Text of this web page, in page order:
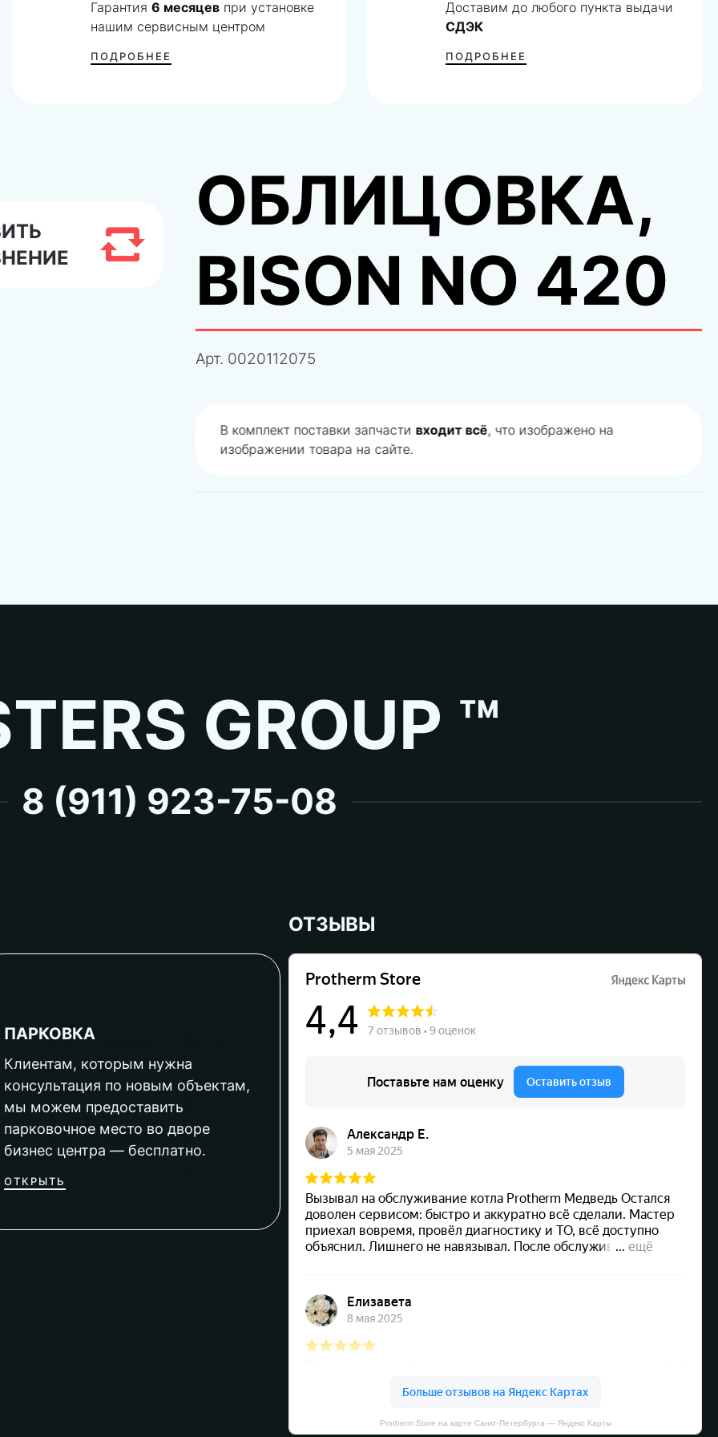
Гарантия6 месяцев при установке
нашим сервисным центром
ПОДРОБНЕЕ
Доставим до любого пункта выдачи
СДЭК
ПОДРОБНЕЕ
ОБЛИЦОВКА,
BISON NO 420
Арт. 0020112075
В комплект поставки запчастивходит всё, что изображено на
изображении товара на сайте.
GROUP ™
8 (911) 923-75-08
ПАРКОВКА
Клиентам, которым нужна
консультация по новым объектам,
мы можем предоставить
парковочное место во дворе
бизнес центра — бесплатно.
ОТКРЫТЬ
ОТЗЫВЫ
Protherm Store на карте Санкт‑Петербурга — Яндекс Карты